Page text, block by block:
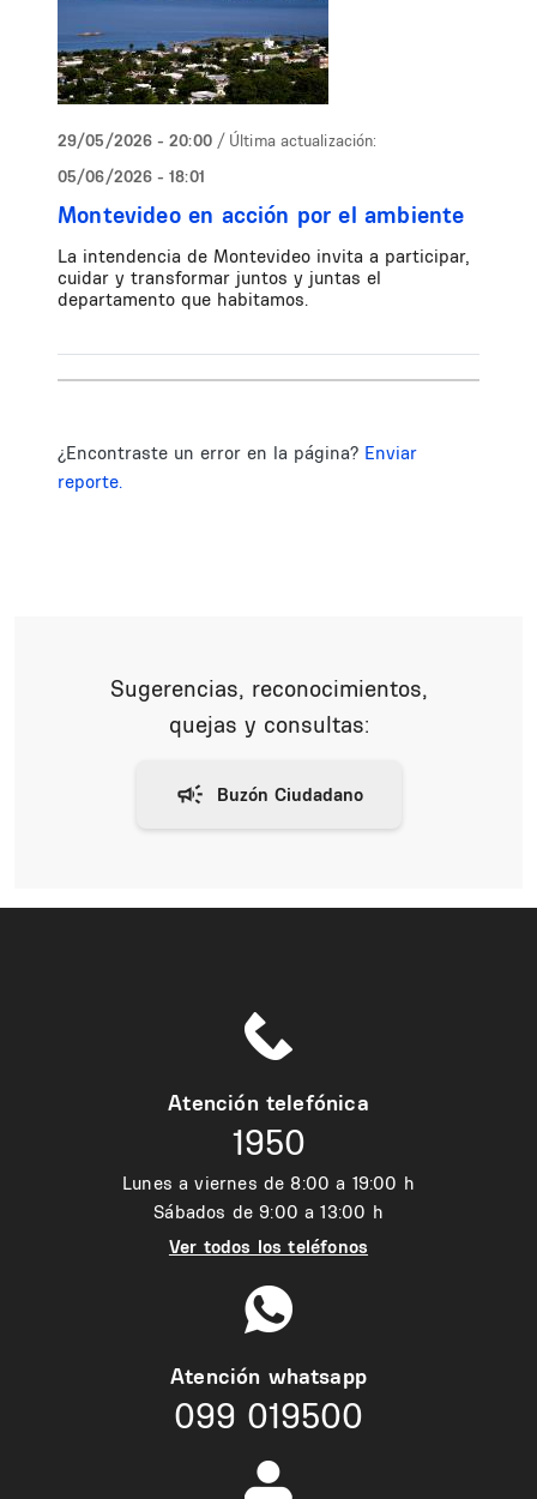
29/05/2026 - 20:00 / Última actualización:
05/06/2026 - 18:01
Montevideo en acción por el ambiente
La intendencia de Montevideo invita a participar,
cuidar y transformar juntos y juntas el
departamento que habitamos.
¿Encontraste un error en la página? Enviar
reporte.
Sugerencias, reconocimientos,
quejas y consultas:
Atención telefónica
1950
Lunes a viernes de 8:00 a 19:00 h
Sábados de 9:00 a 13:00 h
Ver todos los teléfonos
Atención whatsapp
099 019500